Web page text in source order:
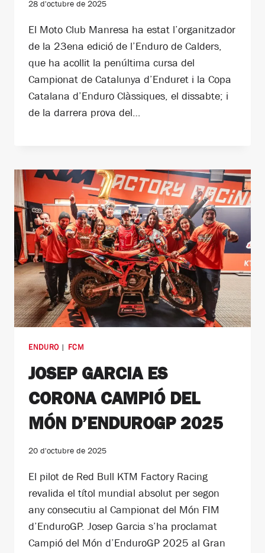
28 d'octubre de 2025
El Moto Club Manresa ha estat l’organitzador
de la 23ena edició de l’Enduro de Calders,
que ha acollit la penúltima cursa del
Campionat de Catalunya d’Enduret i la Copa
Catalana d’Enduro Clàssiques, el dissabte; i
de la darrera prova del…
ENDURO| FCM
JOSEP GARCIA ES
CORONA CAMPIÓ DEL
MÓN D’ENDUROGP 2025
20 d'octubre de 2025
El pilot de Red Bull KTM Factory Racing
revalida el títol mundial absolut per segon
any consecutiu al Campionat del Món FIM
d’EnduroGP. Josep Garcia s’ha proclamat
Campió del Món d’EnduroGP 2025 al Gran